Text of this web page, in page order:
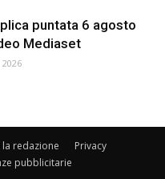
puntata 6 agosto
Mediaset
redazione
Privacy
pubblicitarie